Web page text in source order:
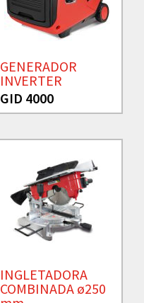
GENERADOR
INVERTER
GID 4000
INGLETADORA
COMBINADA ø250